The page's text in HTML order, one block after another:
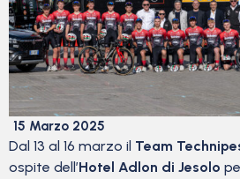
15 Marzo 2025
Dal 13 al 16 marzo il Team
ospite dell’Hotel Adlon di Jesolo